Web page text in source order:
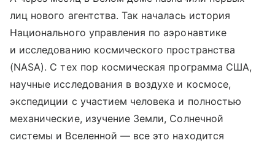
лиц нового агентства. Так началась история
Национального управления по аэронавтике
и исследованию космического пространства
(NASA). С тех пор космическая программа США,
научные исследования в воздухе и космосе,
экспедиции с участием человека и полностью
механические, изучение Земли, Солнечной
системы и Вселенной — все это находится